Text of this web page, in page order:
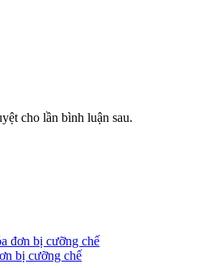
cho lần bình luận sau.
đơn bị cưỡng chế
bị cưỡng chế